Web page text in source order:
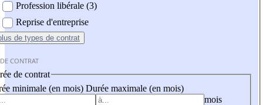
Profession libérale (3)
Reprise d'entreprise
de types de contrat
CONTRAT
de contrat
minimale (en mois) Durée maximale (en mois)
mois